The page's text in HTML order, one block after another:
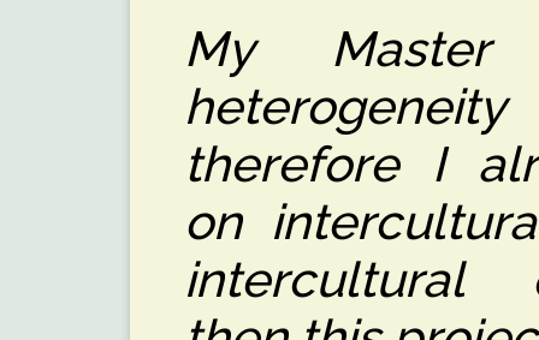
My
therefore I
on
intercultural